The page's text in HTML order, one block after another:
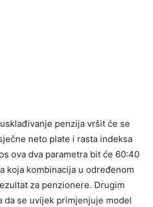
penzija vršit će se
neto plate i rasta indeksa
ova dva parametra bit će 60:40
koja kombinacija u određenom
za penzionere. Drugim
da se uvijek primjenjuje model